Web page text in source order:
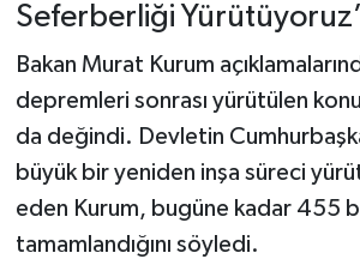
Seferberliği
Bakan Murat Kurum
depremleri sonrası yürütülen
da değindi. Devletin
büyük bir yeniden inşa süreci
eden Kurum, bugüne kadar 455
tamamlandığını söyledi.